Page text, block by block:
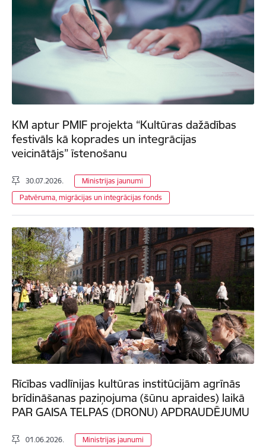
KM aptur PMIF projekta “Kultūras dažādības
festivāls kā koprades un integrācijas
veicinātājs” īstenošanu
30.07.2026.
Ministrijas jaunumi
Patvēruma, migrācijas un integrācijas fonds
Rīcības vadlīnijas kultūras institūcijām agrīnās
brīdināšanas paziņojuma (šūnu apraides) laikā
PAR GAISA TELPAS (DRONU) APDRAUDĒJUMU
01.06.2026. Ministrijas jaunumi